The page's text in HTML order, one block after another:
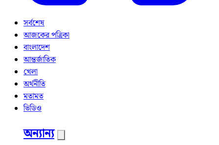
সর্বশেষ
আজকের পত্রিকা
বাংলাদেশ
আন্তর্জাতিক
খেলা
অর্থনীতি
মতামত
ভিডিও
অন্যান্য